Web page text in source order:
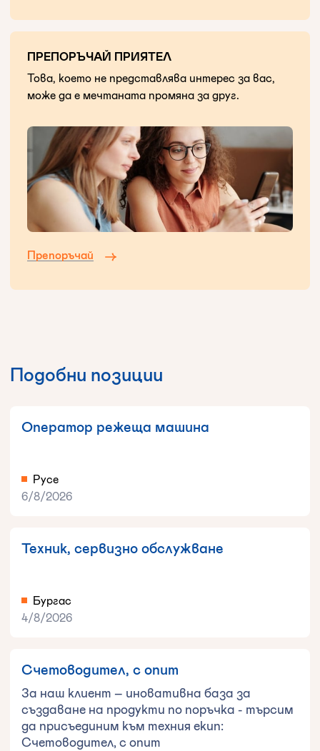
ПРЕПОРЪЧАЙ ПРИЯТЕЛ
Това, което не представлява интерес за вас,
може да е мечтаната промяна за друг.
Препоръчай
Подобни позиции
Оператор режеща машина
Русе
6/8/2026
Техник, сервизно обслужване
Бургас
4/8/2026
Счетоводител, с опит
За наш клиент – иновативна база за
създаване на продукти по поръчка - търсим
да присъединим към техния екип:
Счетоводител, с опит